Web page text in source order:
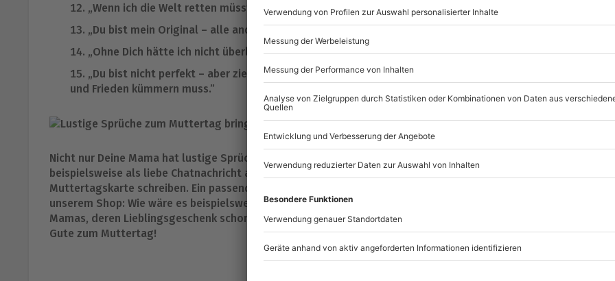
„Wenn ich die Welt retten müsste, würde ich vorher bei Dir nachfragen, wie das geht.”
„Du bist mein Original – alle anderen Ratgeber, Coaches und Influencer sind nur Fußnoten.”
„Ohne Dich hätte ich nicht überlebt – weder die Pubertät noch den Finanzamtbrief.”
„Du bist nicht perfekt – aber ziemlich nah dran für jemanden, der sich morgens gleichzeitig um
und Frieden kümmern muss.”
Nicht nur Deine Mama hat lustige Sprüche parat, sondern auch Du! Diese Muttertagssprüche kannst Du
beispielsweise als liebe Chatnachricht an Deine Mama verschicken oder auf eine selbstgebastelte
Muttertagskarte schreiben. Ein passendes Muttertagsgeschenk für humorvolle Mamas findest Du auch in
unserem Shop: Wie wäre es beispielsweise mit einem witzigen
Mamas, deren Lieblingsgeschenk schon immer etwas zum Lachen war. Da bleibt uns nur noch zu wünschen:
Gute zum Muttertag!